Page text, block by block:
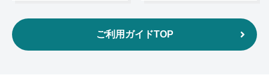
ご利用ガイドTOP